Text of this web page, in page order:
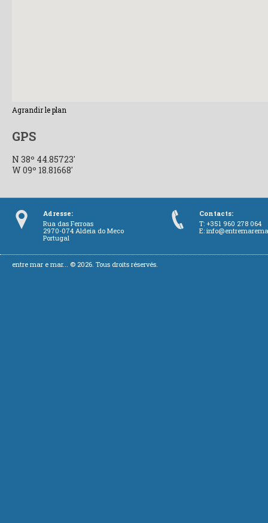
Agrandir le plan
GPS
N 38º 44.85723'
W 09º 18.81668'
Adresse:
Rua das Ferroas
2970-074 Aldeia do Meco
Portugal
Contacts:
T: +351 960 278 064
E:
entre mar e mar... © 2026. Tous droits réservés.